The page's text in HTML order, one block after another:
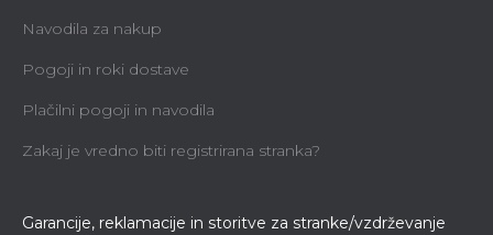
Navodila za nakup
Pogoji in roki dostave
Plačilni pogoji in navodila
Zakaj je vredno biti registrirana stranka?
Garancije, reklamacije in storitve za stranke/vzdrževanje